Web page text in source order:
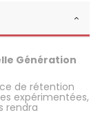
Génération
de rétention
expérimentées,
rendra